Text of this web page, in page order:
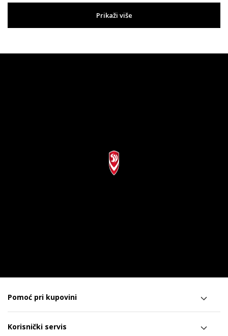
Prikaži više
Pomoć pri kupovini
Korisnički servis